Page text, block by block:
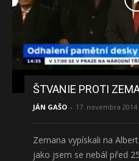
ŠTVANIE PROTI
JÁN GAŠO - 17. novembra 2014
Zemana vypískali na
jako jsem se nebál před